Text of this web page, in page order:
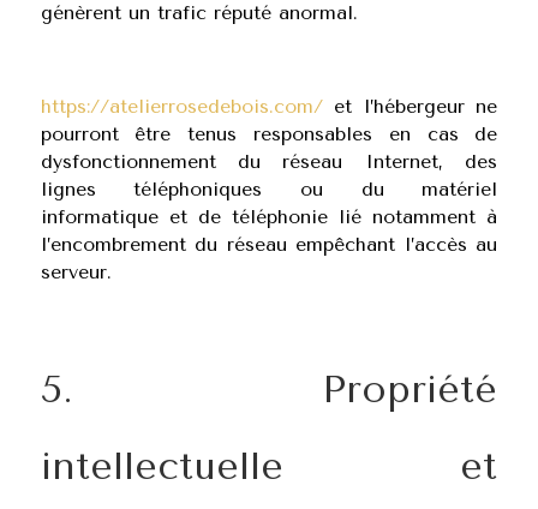
génèrent un trafic réputé anormal.
https://atelierrosedebois.com/et l’hébergeur ne
pourront être tenus responsables en cas de
dysfonctionnement du réseau Internet, des
lignes téléphoniques ou du matériel
informatique et de téléphonie lié notamment à
l’encombrement du réseau empêchant l’accès au
serveur.
5. Propriété
intellectuelle et